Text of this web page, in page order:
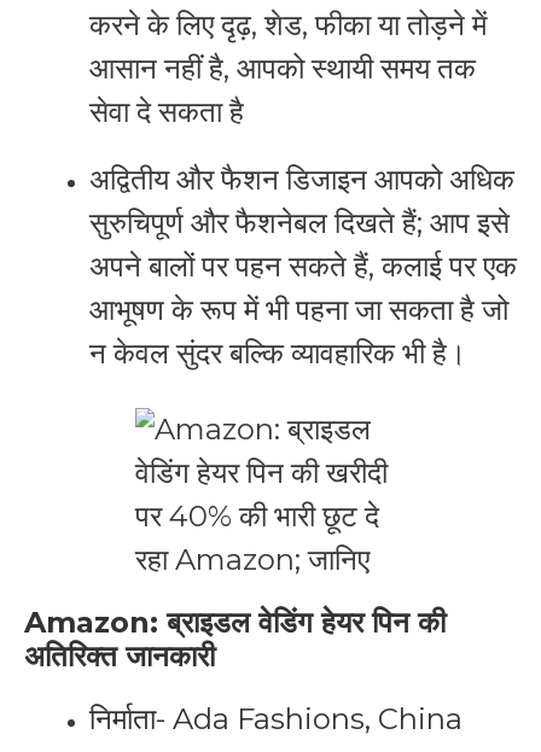
करने के लिए दृढ़, शेड, फीका या तोड़ने में
आसान नहीं है, आपको स्थायी समय तक
सेवा दे सकता है
अद्वितीय और फैशन डिजाइन आपको अधिक
सुरुचिपूर्ण और फैशनेबल दिखते हैं; आप इसे
अपने बालों पर पहन सकते हैं, कलाई पर एक
आभूषण के रूप में भी पहना जा सकता है जो
न केवल सुंदर बल्कि व्यावहारिक भी है।
Amazon:ब्राइडल वेडिंग हेयर पिनकी
अतिरिक्त जानकारी
निर्माता- Ada Fashions, China